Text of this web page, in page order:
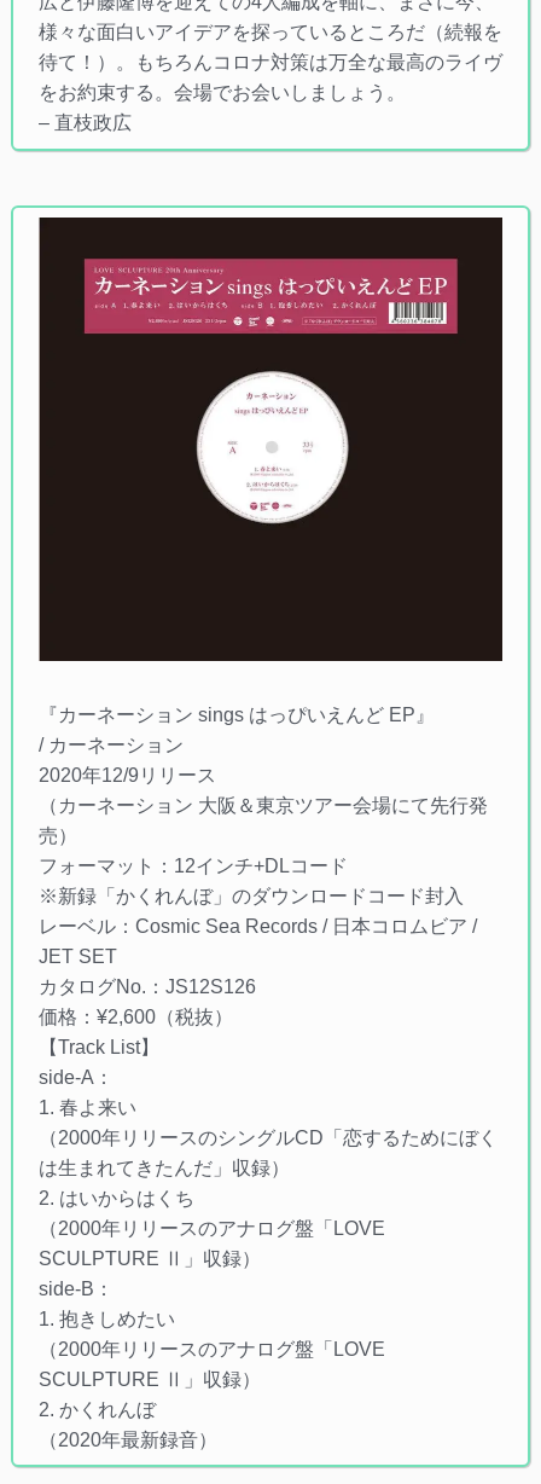
様々な面白いアイデアを探っているところだ（続報を
待て！）。もちろんコロナ対策は万全な最高のライヴ
をお約束する。会場でお会いしましょう。
– 直枝政広
『カーネーション sings はっぴいえんど EP』
/ カーネーション
2020年12/9リリース
（カーネーション 大阪＆東京ツアー会場にて先行発
売）
フォーマット：12インチ+DLコード
※新録「かくれんぼ」のダウンロードコード封入
レーベル：Cosmic Sea Records / 日本コロムビア /
JET SET
カタログNo.：JS12S126
価格：¥2,600（税抜）
【Track List】
side-A：
1. 春よ来い
（2000年リリースのシングルCD「恋するためにぼく
は生まれてきたんだ」収録）
2. はいからはくち
（2000年リリースのアナログ盤「LOVE
SCULPTURE Ⅱ」収録）
side-B：
1. 抱きしめたい
（2000年リリースのアナログ盤「LOVE
SCULPTURE Ⅱ」収録）
2. かくれんぼ
（2020年最新録音）